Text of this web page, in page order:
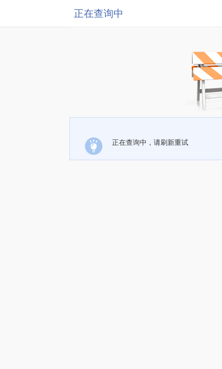
正在查询中
正在查询中，请刷新重试